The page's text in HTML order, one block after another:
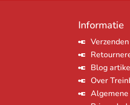
Informatie
Blog
Over